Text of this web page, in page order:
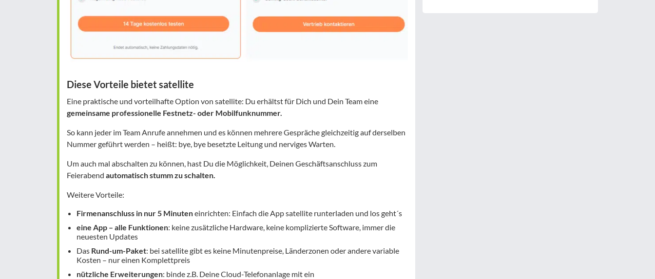
Diese Vorteile bietet satellite
Eine praktische und vorteilhafte Option von satellite: Du erhältst für Dich und Dein Team eine
gemeinsame professionelle Festnetz- oder Mobilfunknummer.
So kann jeder im Team Anrufe annehmen und es können mehrere Gespräche gleichzeitig auf derselben
Nummer geführt werden – heißt: bye, bye besetzte Leitung und nerviges Warten.
Um auch mal abschalten zu können, hast Du die Möglichkeit, Deinen Geschäftsanschluss zum
Feierabend automatisch stumm zu schalten.
Weitere Vorteile:
Firmenanschluss in nur 5 Minuteneinrichten: Einfach die App satellite runterladen und los geht´s
eine App – alle Funktionen: keine zusätzliche Hardware, keine komplizierte Software, immer die
neuesten Updates
Das Rund-um-Paket: bei satellite gibt es keine Minutenpreise, Länderzonen oder andere variable
Kosten – nur einen Komplettpreis
nützliche Erweiterungen: binde z.B. Deine Cloud-Telefonanlage mit ein